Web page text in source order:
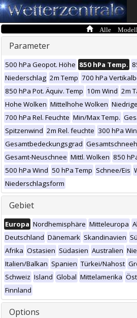
Alle
Parameter
500 hPa Geopot. Höhe 850 hPa Temp.
Niederschlag 2m Temp 700 hPa
850 hPa Pot. Äquiv. Temp 10m Wind 2m
Hohe Wolken Mittelhohe Wolken
700 hPa Rel. Feuchte Min/Max Temp.
Spitzenwind 2m Rel. feuchte 300 hPa
Gesamtbedeckungsgrad
Gesamt-Neuschnee Mittl. Wolken 850
500 hPa Wind 50 hPa Temp Schnee/Eis
Niederschlagsform
Gebiet
Europa Nordhemisphäre Mitteleuropa
Deutschland Dänemark Skandinavien
Afrika Ostasien Südasien Australien
Italien/Balkan Spanien Türkei/Nahost
Schweiz Island Global Mittelamerika
Finnland
Options